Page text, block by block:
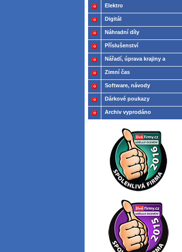
Elektro
Digitál
Náhradní díly
Příslušenství
Nářadí, úprava krajiny a
modelů
Zimní čas
Software, návody
Dárkové poukazy
Archiv vyprodáno